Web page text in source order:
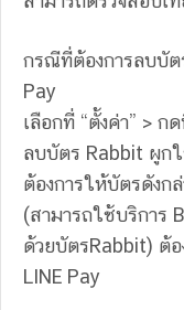
กรณีที่ต้องการลบบั
Pay
เลือกที่ “ตั้งค่า” >
ลบบัตร Rabbit ผูก
ต้องการให้บัตรดังก
(สามารถใช้บริการ
ด้วยบัตรRabbit) ต้
LINE Pay